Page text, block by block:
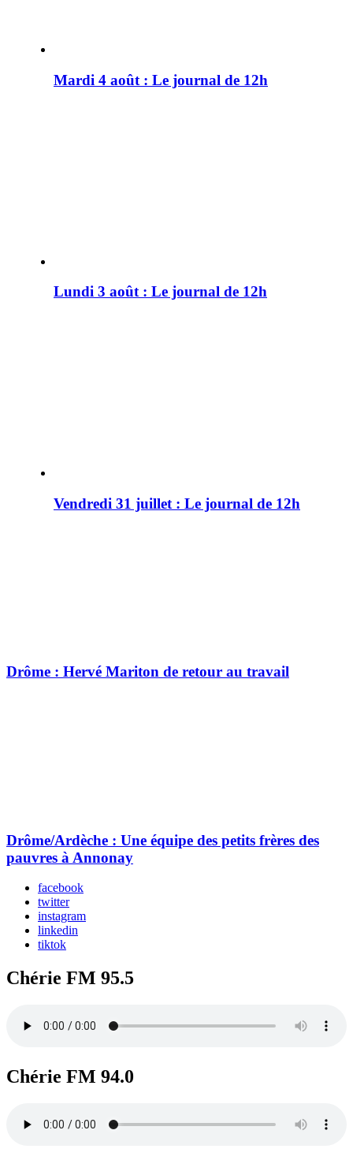
Mardi 4 août : Le journal de 12h
Lundi 3 août : Le journal de 12h
Vendredi 31 juillet : Le journal de 12h
Drôme : Hervé Mariton de retour au travail
Drôme/Ardèche : Une équipe des petits frères des
pauvres à Annonay
facebook
twitter
instagram
linkedin
tiktok
Chérie FM 95.5
Chérie FM 94.0